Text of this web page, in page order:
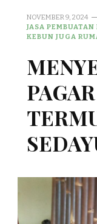
NOVEMBER 9, 2024
JASA
KEBUN JUGA